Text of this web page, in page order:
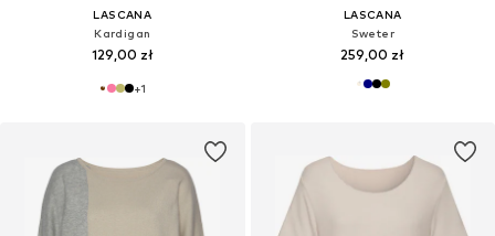
LASCANA
Kardigan
129,00 zł
+1
LASCANA
Sweter
259,00 zł